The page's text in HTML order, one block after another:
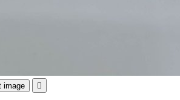
image 